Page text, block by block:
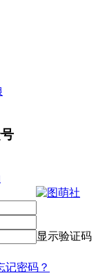
显示验证码
记密码？